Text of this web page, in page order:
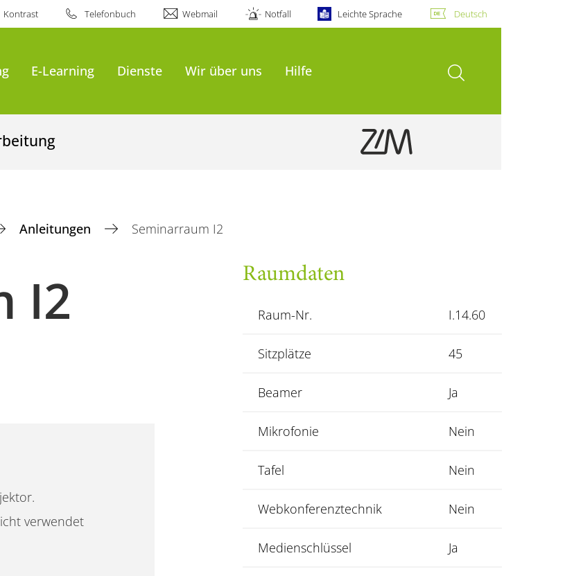
Kontrast Telefonbuch Webmail Notfall Leichte Sprache Deutsch
E-Learning Dienste Wir über uns Hilfe Suche öffnen
Anleitungen Seminarraum I2
I2
verwendet
Raumdaten
Raum-Nr. I.14.60
Sitzplätze 45
Beamer Ja
Mikrofonie Nein
Tafel Nein
Webkonferenztechnik Nein
Medienschlüssel Ja